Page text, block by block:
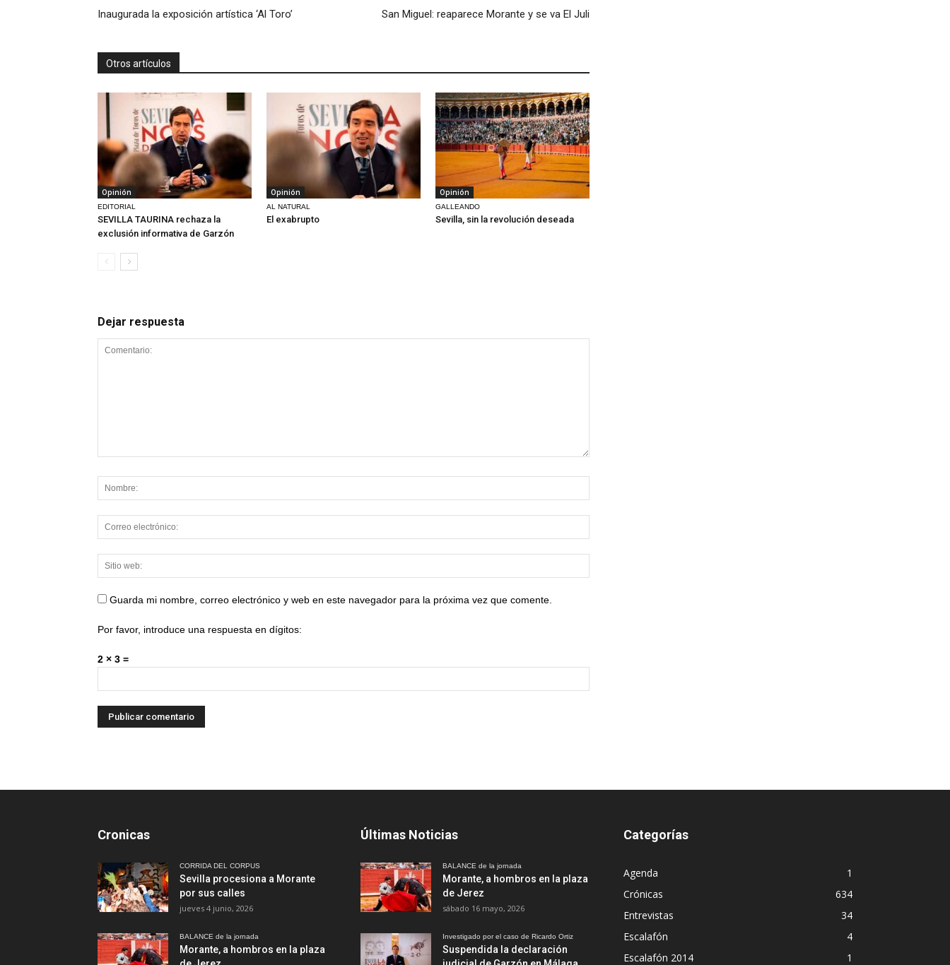
Inaugurada la exposición artística ‘Al Toro’ San Miguel: reaparece Morante y se va El Juli
Otros artículos
Opinión
EDITORIAL
SEVILLA TAURINA rechaza la
exclusión informativa de Garzón
Opinión
AL NATURAL
El exabrupto
Opinión
GALLEANDO
Sevilla, sin la revolución deseada
Dejar respuesta
Guarda mi nombre, correo electrónico y web en este navegador para la próxima vez que comente.
Por favor, introduce una respuesta en dígitos:
2 × 3 =
Cronicas
CORRIDA DEL CORPUS
Sevilla procesiona a Morante
por sus calles
jueves 4 junio, 2026
BALANCE de la jornada
Morante, a hombros en la plaza
Últimas Noticias
BALANCE de la jornada
Morante, a hombros en la plaza
de Jerez
sábado 16 mayo, 2026
Investigado por el caso de Ricardo Ortiz
Suspendida la declaración
Categorías
Agenda
1
Crónicas
634
Entrevistas
34
Escalafón
4
Escalafón 2014
1